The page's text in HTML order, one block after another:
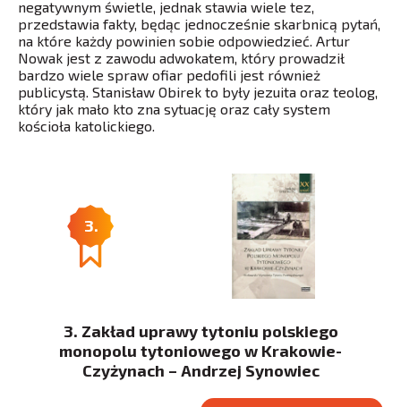
negatywnym świetle, jednak stawia wiele tez,
przedstawia fakty, będąc jednocześnie skarbnicą pytań,
na które każdy powinien sobie odpowiedzieć. Artur
Nowak jest z zawodu adwokatem, który prowadził
bardzo wiele spraw ofiar pedofili jest również
publicystą. Stanisław Obirek to były jezuita oraz teolog,
który jak mało kto zna sytuację oraz cały system
kościoła katolickiego.
3.
3. Zakład uprawy tytoniu polskiego
monopolu tytoniowego w Krakowie-
Czyżynach – Andrzej Synowiec